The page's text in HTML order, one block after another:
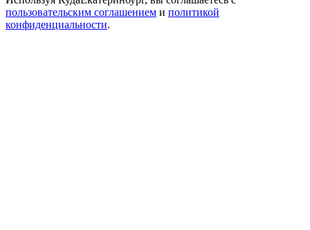
пользовательским соглашением и политикой
конфиденциальности.